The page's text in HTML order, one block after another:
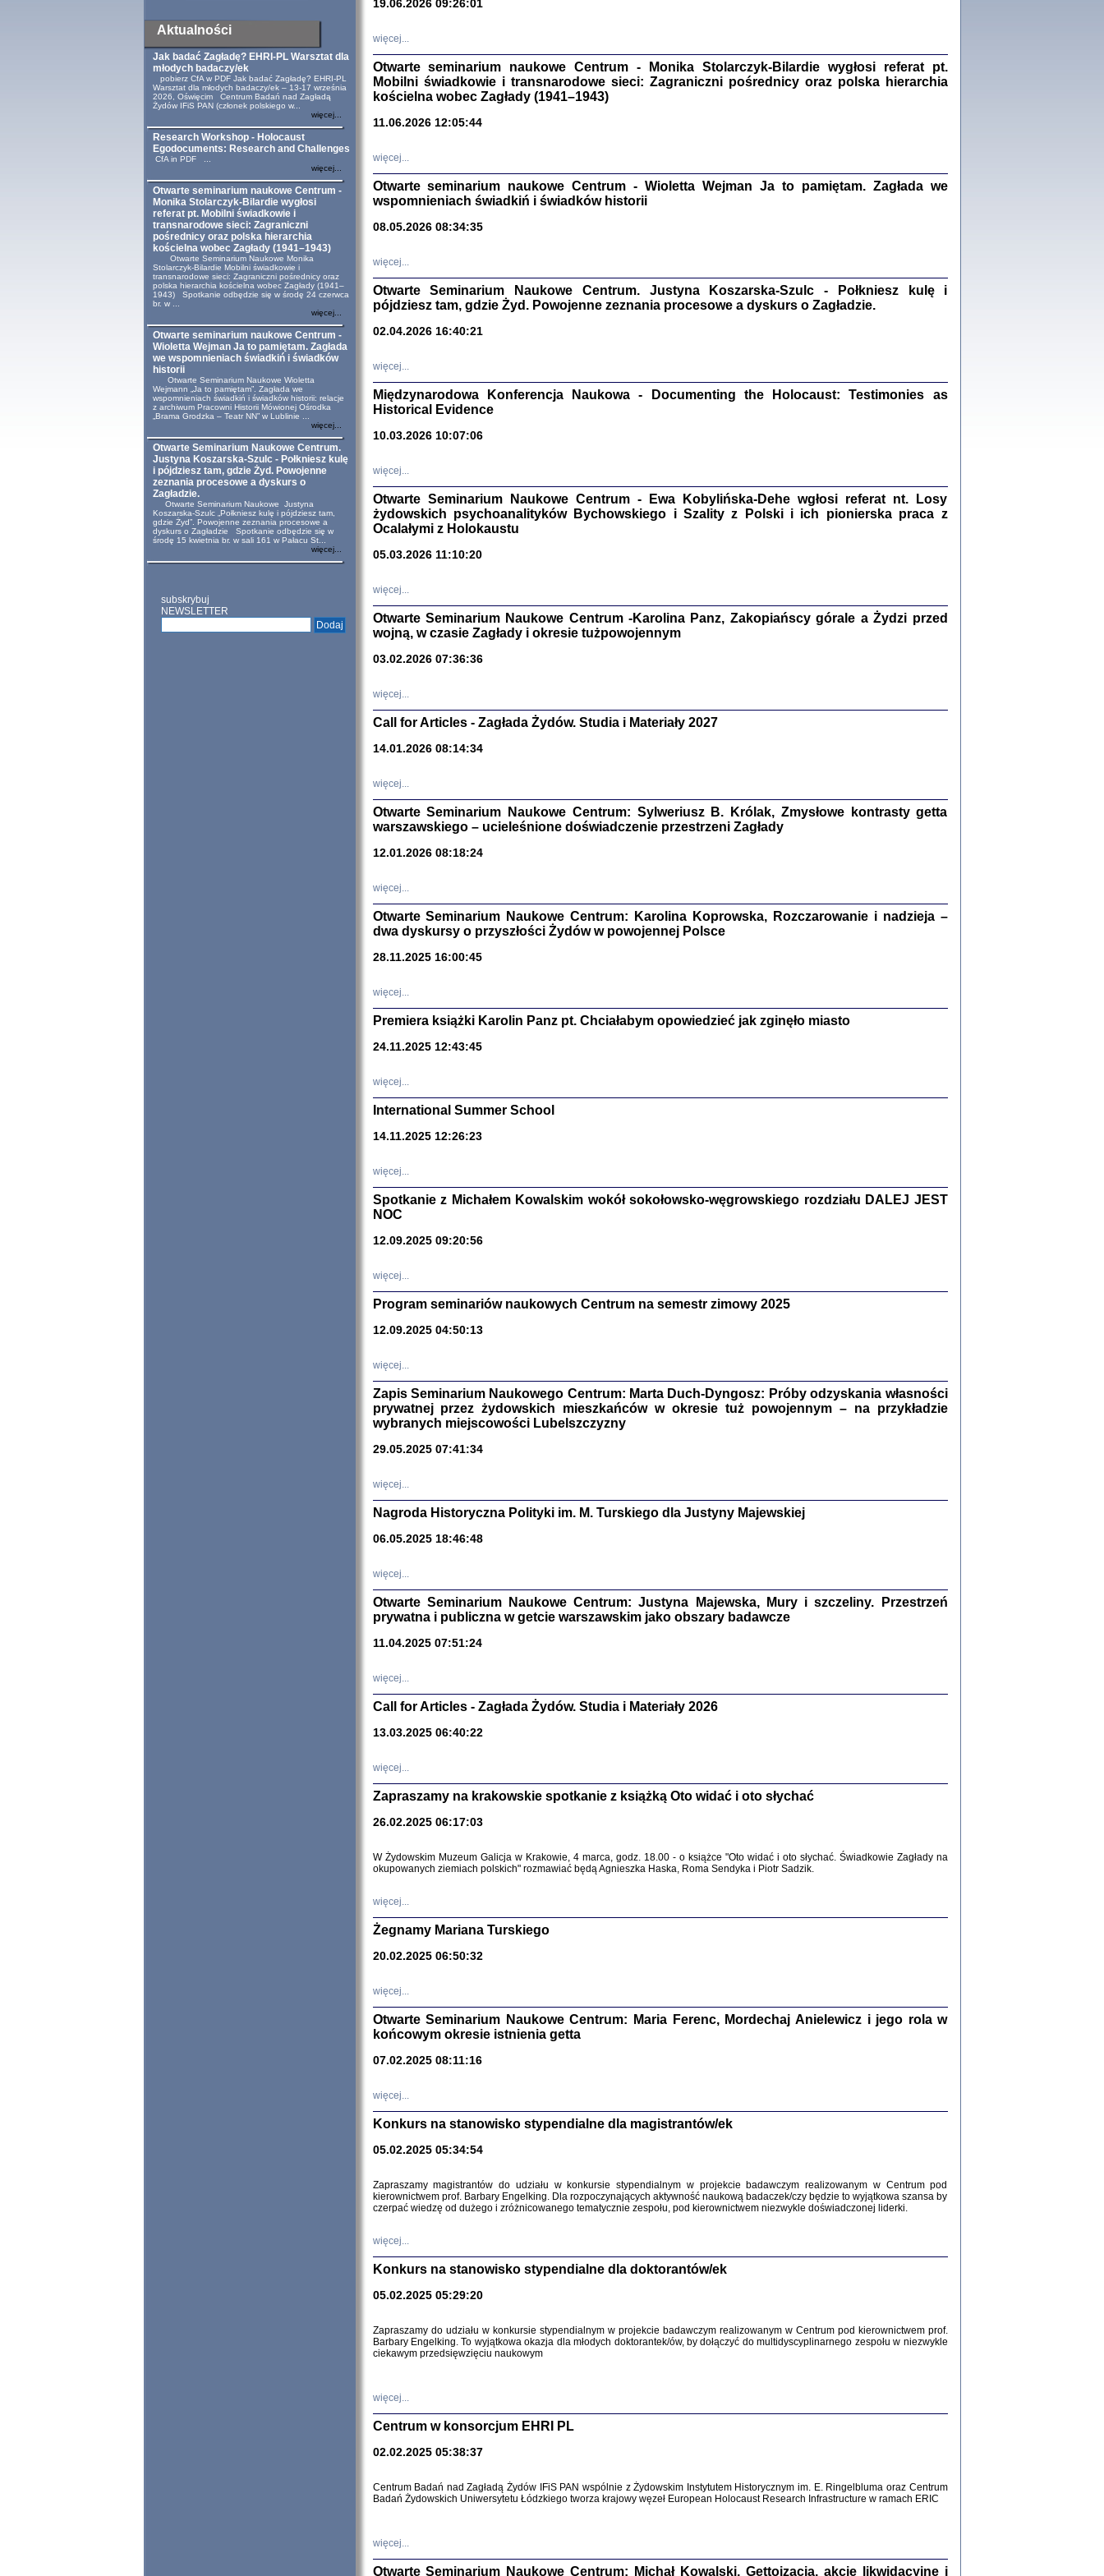
Aktualności
Jak badać Zagładę? EHRI-PL Warsztat dla
młodych badaczy/ek
pobierz CfA w PDF Jak badać Zagładę? EHRI-PL
Warsztat dla młodych badaczy/ek – 13-17 września
2026, Oświęcim Centrum Badań nad Zagładą
Żydów IFiS PAN (członek polskiego w...
więcej...
Research Workshop - Holocaust
Egodocuments: Research and Challenges
CfA in PDF ...
więcej...
Otwarte seminarium naukowe Centrum -
Monika Stolarczyk-Bilardie wygłosi
referat pt. Mobilni świadkowie i
transnarodowe sieci: Zagraniczni
pośrednicy oraz polska hierarchia
kościelna wobec Zagłady (1941–1943)
Otwarte Seminarium Naukowe Monika
Stolarczyk-Bilardie Mobilni świadkowie i
transnarodowe sieci: Zagraniczni pośrednicy oraz
polska hierarchia kościelna wobec Zagłady (1941–
1943) Spotkanie odbędzie się w środę 24 czerwca
br. w ...
więcej...
Otwarte seminarium naukowe Centrum -
Wioletta Wejman Ja to pamiętam. Zagłada
we wspomnieniach świadkiń i świadków
historii
Otwarte Seminarium Naukowe Wioletta
Wejmann „Ja to pamiętam”. Zagłada we
wspomnieniach świadkiń i świadków historii: relacje
z archiwum Pracowni Historii Mówionej Ośrodka
„Brama Grodzka – Teatr NN” w Lublinie ...
więcej...
Otwarte Seminarium Naukowe Centrum.
Justyna Koszarska-Szulc - Połkniesz kulę
i pójdziesz tam, gdzie Żyd. Powojenne
zeznania procesowe a dyskurs o
Zagładzie.
Otwarte Seminarium Naukowe Justyna
Koszarska-Szulc „Połkniesz kulę i pójdziesz tam,
gdzie Żyd”. Powojenne zeznania procesowe a
dyskurs o Zagładzie Spotkanie odbędzie się w
środę 15 kwietnia br. w sali 161 w Pałacu St...
więcej...
subskrybuj
NEWSLETTER
oprac. Aleksandra Bańkowska
Warszawa 2022
oprac. Aleksandra Bańkowska, wstęp Jacek Leociak
Warszawa 2021
Studia i Materiały
nr 17, R. 2021
NIE WIEMY CO PRZYNIESIE NAM KOLEJNA GODZINA ...
Dziennik pisany w ukryciu w latach 1943-1944
Zagłada Żydów.
Sewek Okonowski, oprac. Marta Janczewska
PISZĄCY TE SŁOWA JEST PRACOWNIKIEM
GETTOWEJ INSTYTUCJI ...
'z Dziennika' i inne pisma z łódzkiego getta
Józef Zelkowicz, tłum. z jidysz, oprac. i wstęp. Monika Polit
CZYTAJĄC GAZETĘ NIEMIECKĄ ...
Warszawa 2019
red. i wstęp Barbara Engelking, Jan Grabowski
Stanisław Adler, oprac. i wstępem opatrzyłaMarta Janczewska
Warszawa 2018
Warszawa 2017
Pisma Kopla i Mirki Piżyców o życiu w getcie i okupowanej
Warszawie
Warszawa 2016
SZCZĘŚCIE JEST POSIADAĆ DOM POD ZIEMIĄ ...
19.06.2026 09:26:01
więcej...
Otwarte seminarium naukowe Centrum - Monika Stolarczyk-Bilardie wygłosi referat pt.
Mobilni świadkowie i transnarodowe sieci: Zagraniczni pośrednicy oraz polska hierarchia
kościelna wobec Zagłady (1941–1943)
11.06.2026 12:05:44
więcej...
Otwarte seminarium naukowe Centrum - Wioletta Wejman Ja to pamiętam. Zagłada we
wspomnieniach świadkiń i świadków historii
08.05.2026 08:34:35
więcej...
Otwarte Seminarium Naukowe Centrum. Justyna Koszarska-Szulc - Połkniesz kulę i
pójdziesz tam, gdzie Żyd. Powojenne zeznania procesowe a dyskurs o Zagładzie.
02.04.2026 16:40:21
więcej...
Międzynarodowa Konferencja Naukowa - Documenting the Holocaust: Testimonies as
Historical Evidence
10.03.2026 10:07:06
więcej...
Otwarte Seminarium Naukowe Centrum - Ewa Kobylińska-Dehe wgłosi referat nt. Losy
żydowskich psychoanalityków Bychowskiego i Szality z Polski i ich pionierska praca z
Ocalałymi z Holokaustu
05.03.2026 11:10:20
więcej...
Otwarte Seminarium Naukowe Centrum -Karolina Panz, Zakopiańscy górale a Żydzi przed
wojną, w czasie Zagłady i okresie tużpowojennym
03.02.2026 07:36:36
więcej...
Call for Articles - Zagłada Żydów. Studia i Materiały 2027
14.01.2026 08:14:34
więcej...
Otwarte Seminarium Naukowe Centrum: Sylweriusz B. Królak, Zmysłowe kontrasty getta
warszawskiego – ucieleśnione doświadczenie przestrzeni Zagłady
12.01.2026 08:18:24
więcej...
Otwarte Seminarium Naukowe Centrum: Karolina Koprowska, Rozczarowanie i nadzieja –
dwa dyskursy o przyszłości Żydów w powojennej Polsce
28.11.2025 16:00:45
więcej...
Premiera książki Karolin Panz pt. Chciałabym opowiedzieć jak zginęło miasto
24.11.2025 12:43:45
więcej...
International Summer School
14.11.2025 12:26:23
więcej...
Spotkanie z Michałem Kowalskim wokół sokołowsko-węgrowskiego rozdziału DALEJ JEST
NOC
12.09.2025 09:20:56
więcej...
Program seminariów naukowych Centrum na semestr zimowy 2025
12.09.2025 04:50:13
więcej...
Zapis Seminarium Naukowego Centrum: Marta Duch-Dyngosz: Próby odzyskania własności
prywatnej przez żydowskich mieszkańców w okresie tuż powojennym – na przykładzie
wybranych miejscowości Lubelszczyzny
29.05.2025 07:41:34
więcej...
Nagroda Historyczna Polityki im. M. Turskiego dla Justyny Majewskiej
06.05.2025 18:46:48
więcej...
Otwarte Seminarium Naukowe Centrum: Justyna Majewska, Mury i szczeliny. Przestrzeń
prywatna i publiczna w getcie warszawskim jako obszary badawcze
11.04.2025 07:51:24
więcej...
Call for Articles - Zagłada Żydów. Studia i Materiały 2026
13.03.2025 06:40:22
więcej...
Zapraszamy na krakowskie spotkanie z książką Oto widać i oto słychać
26.02.2025 06:17:03
W Żydowskim Muzeum Galicja w Krakowie, 4 marca, godz. 18.00 - o książce "Oto widać i oto słychać. Świadkowie Zagłady na
okupowanych ziemiach polskich" rozmawiać będą Agnieszka Haska, Roma Sendyka i Piotr Sadzik.
więcej...
Żegnamy Mariana Turskiego
20.02.2025 06:50:32
więcej...
Otwarte Seminarium Naukowe Centrum: Maria Ferenc, Mordechaj Anielewicz i jego rola w
końcowym okresie istnienia getta
07.02.2025 08:11:16
więcej...
Konkurs na stanowisko stypendialne dla magistrantów/ek
05.02.2025 05:34:54
Zapraszamy magistrantów do udziału w konkursie stypendialnym w projekcie badawczym realizowanym w Centrum pod
kierownictwem prof. Barbary Engelking. Dla rozpoczynających aktywność naukową badaczek/czy będzie to wyjątkowa szansa by
czerpać wiedzę od dużego i zróżnicowanego tematycznie zespołu, pod kierownictwem niezwykle doświadczonej liderki.
więcej...
Konkurs na stanowisko stypendialne dla doktorantów/ek
05.02.2025 05:29:20
Zapraszamy do udziału w konkursie stypendialnym w projekcie badawczym realizowanym w Centrum pod kierownictwem prof.
Barbary Engelking. To wyjątkowa okazja dla młodych doktorantek/ów, by dołączyć do multidyscyplinarnego zespołu w niezwykle
ciekawym przedsięwzięciu naukowym
więcej...
Centrum w konsorcjum EHRI PL
02.02.2025 05:38:37
Centrum Badań nad Zagładą Żydów IFiS PAN wspólnie z Żydowskim Instytutem Historycznym im. E. Ringelbluma oraz Centrum
Badań Żydowskich Uniwersytetu Łódzkiego tworza krajowy węzeł European Holocaust Research Infrastructure w ramach ERIC
więcej...
Otwarte Seminarium Naukowe Centrum: Michał Kowalski, Gettoizacja, akcje likwidacyjne i